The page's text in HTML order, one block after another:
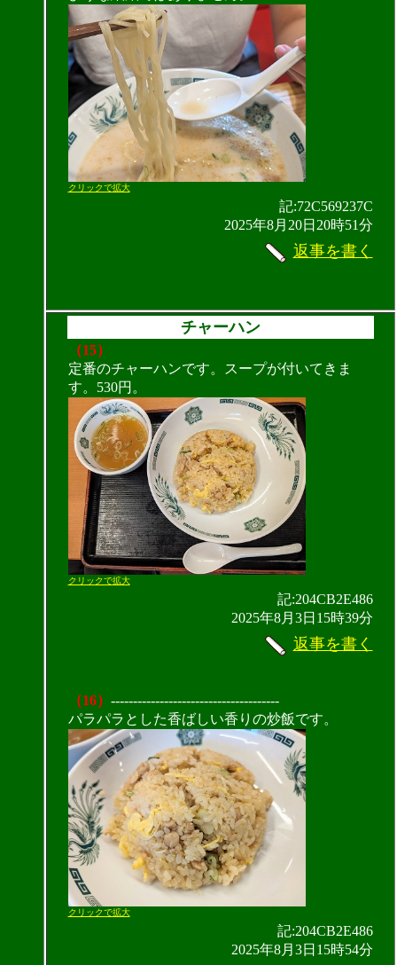
クリックで拡大
記:72C569237C
2025年8月20日20時51分
返事を書く
チャーハン
（15）
定番のチャーハンです。スープが付いてきま
す。530円。
クリックで拡大
記:204CB2E486
2025年8月3日15時39分
返事を書く
（16） --------------------------------------
パラパラとした香ばしい香りの炒飯です。
クリックで拡大
記:204CB2E486
2025年8月3日15時54分